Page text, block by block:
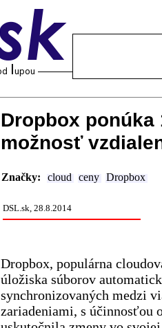
Dropbox
možnosť
Značky: cloud ceny Dropbox
DSL.sk, 28.8.2014
Dropbox, populárna
úložiska súborov
synchronizovaných medzi
zariadeniami, s účinnosťou